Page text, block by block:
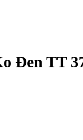
Đen TT